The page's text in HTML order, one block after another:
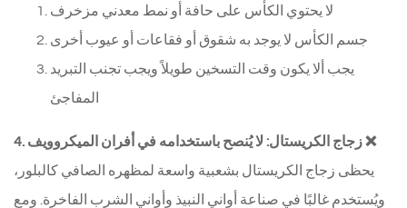
لا يحتوي الكأس على حافة أو نمط معدني مزخرف
جسم الكأس لا يوجد به شقوق أو فقاعات أو عيوب أخرى
يجب ألا يكون وقت التسخين طويلاً ويجب تجنب التبريد
المفاجئ
4. زجاج الكريستال: لا يُنصح باستخدامه في أفران الميكروويف ❌
يحظى زجاج الكريستال بشعبية واسعة لمظهره الصافي كالبلور،
ويُستخدم غالبًا في صناعة أواني النبيذ وأواني الشرب الفاخرة. ومع